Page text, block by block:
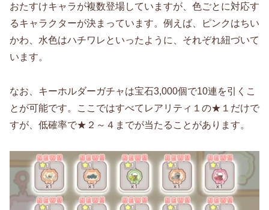
おたすけキャラが複数登場していますが、色ごとに対応す
るキャラクターが決まっています。例えば、ピンクはちい
かわ、水色はハチワレといったように、それぞれ紐づいて
います。
なお、キーホルダーガチャは宝石3,000個で10連を引くこ
とが可能です。ここではすべてレアリティ１の★１だけで
すが、低確率で★２～４までが当たることがあります。